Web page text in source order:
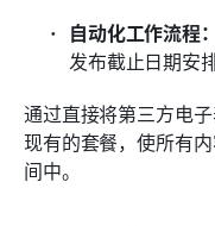
自动化工作流程：
发布截止日期安
通过直接将第三方电
现有的套餐，使所有
间中。